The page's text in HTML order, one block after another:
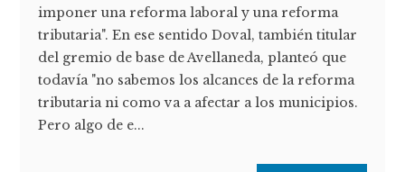
imponer una reforma laboral y una reforma
tributaria". En ese sentido Doval, también titular
del gremio de base de Avellaneda, planteó que
todavía "no sabemos los alcances de la reforma
tributaria ni como va a afectar a los municipios.
Pero algo de e...